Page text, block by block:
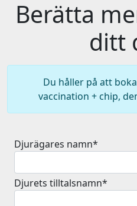
Berätta
ditt
Du håller på att
vaccination + chip,
Djurägares namn*
Djurets tilltalsnamn*